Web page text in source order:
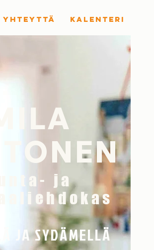
YHTEYTTÄ KALENTERI
ja
JA SYDÄMELLÄ